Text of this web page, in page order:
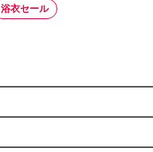
浴衣セール